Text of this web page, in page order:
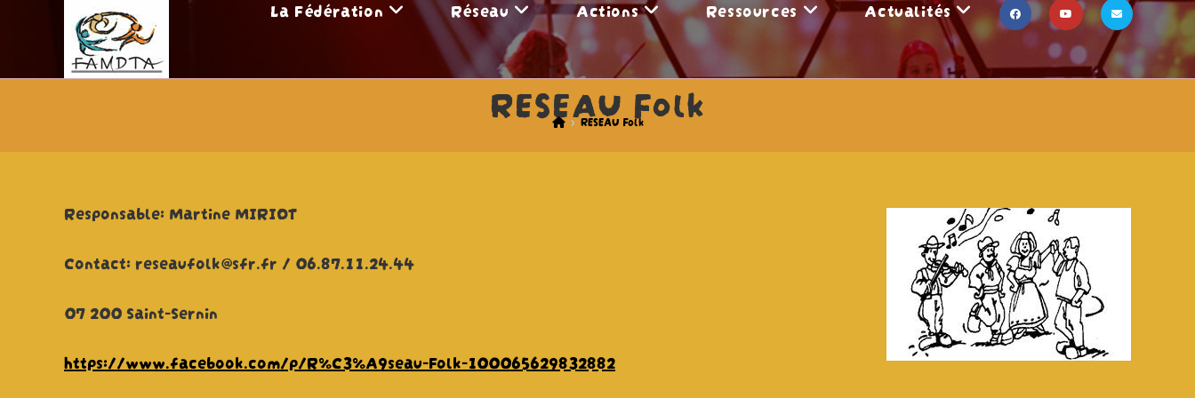
La Fédération Réseau Actions Ressources Actualités
RESEAU Folk
> RESEAU Folk
Responsable: Martine MIRIOT
Contact: reseaufolk@sfr.fr / 06.87.11.24.44
07 200 Saint-Sernin
https://www.facebook.com/p/R%C3%A9seau-Folk-100065629832882